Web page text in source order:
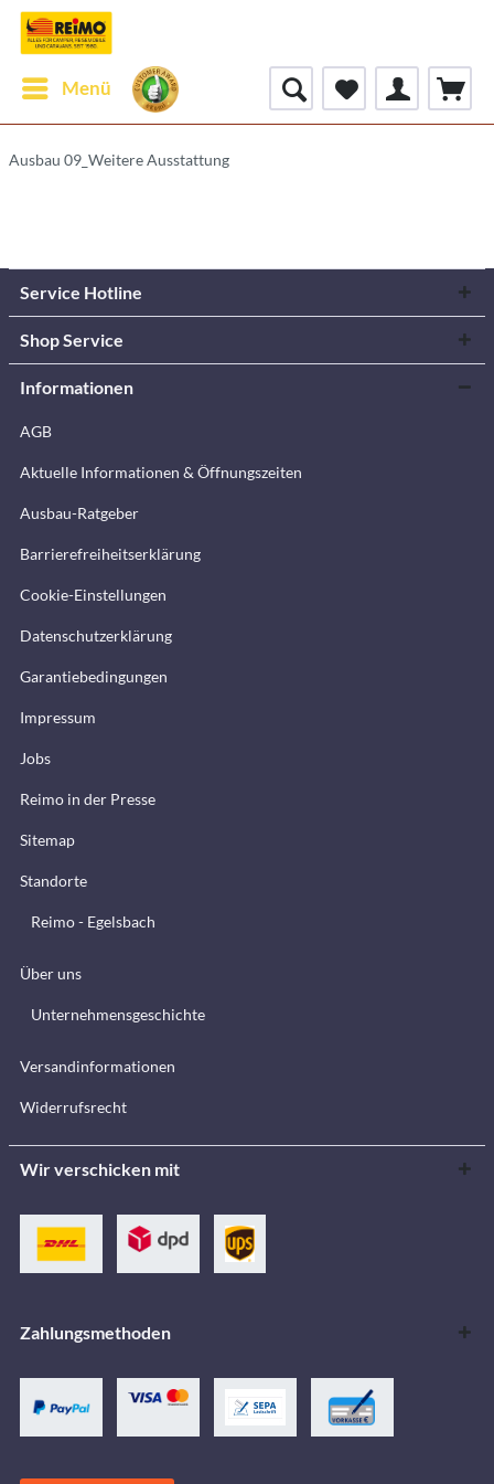
Menü
Ausbau 09_Weitere Ausstattung
Service Hotline
Shop Service
Informationen
AGB
Aktuelle Informationen & Öffnungszeiten
Ausbau-Ratgeber
Barrierefreiheitserklärung
Cookie-Einstellungen
Datenschutzerklärung
Garantiebedingungen
Impressum
Jobs
Reimo in der Presse
Sitemap
Standorte
Reimo - Egelsbach
Über uns
Unternehmensgeschichte
Versandinformationen
Widerrufsrecht
Wir verschicken mit
Zahlungsmethoden